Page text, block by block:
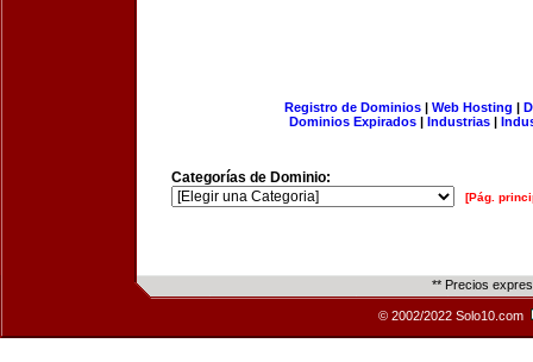
Registro de Dominios| Web Hosting |
Dominios Expirados | Industrias |
Categorías de Dominio:
[Pág.
** Precios
© 2002/2022 Solo10.com